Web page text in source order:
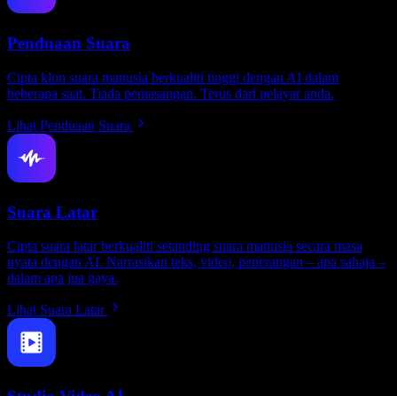
Penduaan Suara
Cipta klon suara manusia berkualiti tinggi dengan AI dalam
beberapa saat. Tiada pemasangan. Terus dari pelayar anda.
Lihat Penduaan Suara
Suara Latar
Cipta suara latar berkualiti setanding suara manusia secara masa
nyata dengan AI. Narrasikan teks, video, penerangan – apa sahaja –
dalam apa jua gaya.
Lihat Suara Latar